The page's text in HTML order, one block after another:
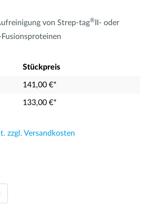
von Strep-tag®II- oder
Stückpreis
141,00 €*
133,00 €*
zzgl. Versandkosten